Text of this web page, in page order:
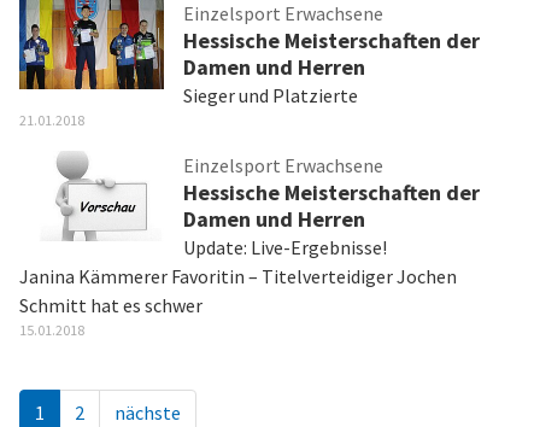
Einzelsport Erwachsene
Hessische Meisterschaften der
Damen und Herren
Sieger und Platzierte
21.01.2018
Einzelsport Erwachsene
Hessische Meisterschaften der
Damen und Herren
Update: Live-Ergebnisse!
Janina Kämmerer Favoritin – Titelverteidiger Jochen
Schmitt hat es schwer
15.01.2018
1 2 nächste